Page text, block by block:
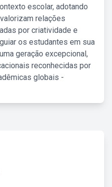
escolar, adotando
relações
por criatividade e
os estudantes em sua
geração excepcional,
reconhecidas por
globais -